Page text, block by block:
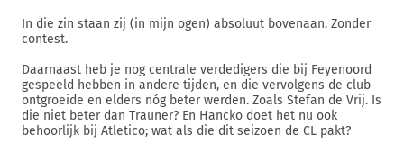
In die zin staan zij (in mijn ogen) absoluut bovenaan. Zonder
contest.
Daarnaast heb je nog centrale verdedigers die bij Feyenoord
gespeeld hebben in andere tijden, en die vervolgens de club
ontgroeide en elders nóg beter werden. Zoals Stefan de Vrij. Is
die niet beter dan Trauner? En Hancko doet het nu ook
behoorlijk bij Atletico; wat als die dit seizoen de CL pakt?